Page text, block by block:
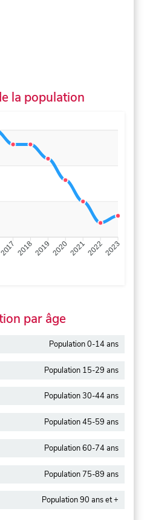
la population
2017 20182019 2020202120222023
par âge
Population 0-14 ans
Population 15-29 ans
Population 30-44 ans
Population 45-59 ans
Population 60-74 ans
Population 75-89 ans
Population 90 ans et +